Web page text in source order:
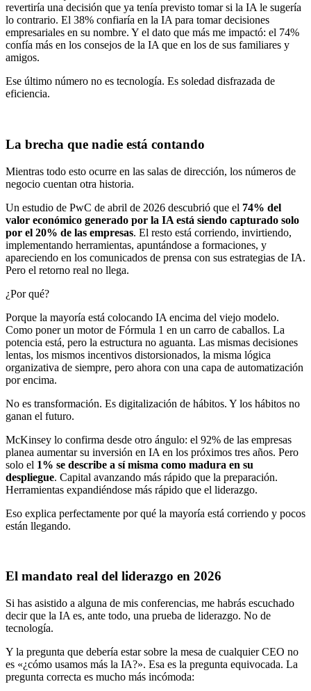
revertiría una decisión que ya tenía previsto tomar si la IA le sugería
lo contrario. El 38% confiaría en la IA para tomar decisiones
empresariales en su nombre. Y el dato que más me impactó: el 74%
confía más en los consejos de la IA que en los de sus familiares y
amigos.
Ese último número no es tecnología. Es soledad disfrazada de
eficiencia.
La brecha que nadie está contando
Mientras todo esto ocurre en las salas de dirección, los números de
negocio cuentan otra historia.
Un estudio de PwC de abril de 2026 descubrió que el 74% del
valor económico generado por la IA está siendo capturado solo
por el 20% de las empresas. El resto está corriendo, invirtiendo,
implementando herramientas, apuntándose a formaciones, y
apareciendo en los comunicados de prensa con sus estrategias de IA.
Pero el retorno real no llega.
¿Por qué?
Porque la mayoría está colocando IA encima del viejo modelo.
Como poner un motor de Fórmula 1 en un carro de caballos. La
potencia está, pero la estructura no aguanta. Las mismas decisiones
lentas, los mismos incentivos distorsionados, la misma lógica
organizativa de siempre, pero ahora con una capa de automatización
por encima.
No es transformación. Es digitalización de hábitos. Y los hábitos no
ganan el futuro.
McKinsey lo confirma desde otro ángulo: el 92% de las empresas
planea aumentar su inversión en IA en los próximos tres años. Pero
solo el 1% se describe a sí misma como madura en su
despliegue. Capital avanzando más rápido que la preparación.
Herramientas expandiéndose más rápido que el liderazgo.
Eso explica perfectamente por qué la mayoría está corriendo y pocos
están llegando.
El mandato real del liderazgo en 2026
Si has asistido a alguna de mis conferencias, me habrás escuchado
decir que la IA es, ante todo, una prueba de liderazgo. No de
tecnología.
Y la pregunta que debería estar sobre la mesa de cualquier CEO no
es «¿cómo usamos más la IA?». Esa es la pregunta equivocada. La
pregunta correcta es mucho más incómoda: